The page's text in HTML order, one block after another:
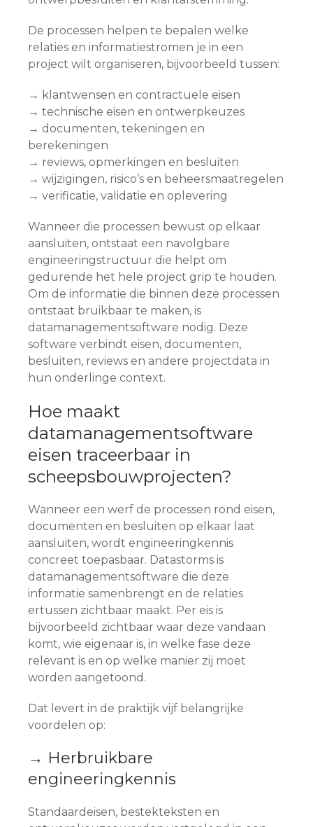
De processen helpen te bepalen welke
relaties en informatiestromen je in een
project wilt organiseren, bijvoorbeeld tussen:
→ klantwensen en contractuele eisen
→ technische eisen en ontwerpkeuzes
→ documenten, tekeningen en
berekeningen
→ reviews, opmerkingen en besluiten
→ wijzigingen, risico’s en beheersmaatregelen
→ verificatie, validatie en oplevering
Wanneer die processen bewust op elkaar
aansluiten, ontstaat een navolgbare
engineeringstructuur die helpt om
gedurende het hele project grip te houden.
Om de informatie die binnen deze processen
ontstaat bruikbaar te maken, is
datamanagementsoftware nodig. Deze
software verbindt eisen, documenten,
besluiten, reviews en andere projectdata in
hun onderlinge context.
Hoe maakt
datamanagementsoftware
eisen traceerbaar in
scheepsbouwprojecten?
Wanneer een werf de processen rond eisen,
documenten en besluiten op elkaar laat
aansluiten, wordt engineeringkennis
concreet toepasbaar. Datastorms is
datamanagementsoftware die deze
informatie samenbrengt en de relaties
ertussen zichtbaar maakt. Per eis is
bijvoorbeeld zichtbaar waar deze vandaan
komt, wie eigenaar is, in welke fase deze
relevant is en op welke manier zij moet
worden aangetoond.
Dat levert in de praktijk vijf belangrijke
voordelen op:
→ Herbruikbare
engineeringkennis
Standaardeisen, bestekteksten en